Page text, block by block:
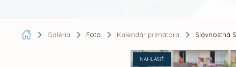
Galéria Foto Kalendár primátora Slávnostná
NAHLÁSIŤ